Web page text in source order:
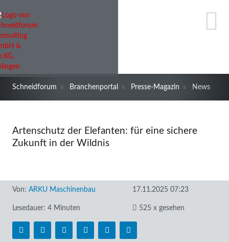
Schneidforum Branchenportal Presse-Magazin News
Artenschutz der Elefanten: für eine sichere
Zukunft in der Wildnis
Von: ARKU Maschinenbau 17.11.2025 07:23
Lesedauer: 4 Minuten 525 x gesehen